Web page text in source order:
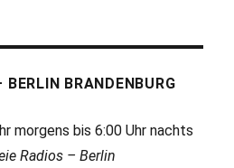
BERLIN BRANDENBURG
morgens bis 6:00 Uhr nachts
Radios – Berlin